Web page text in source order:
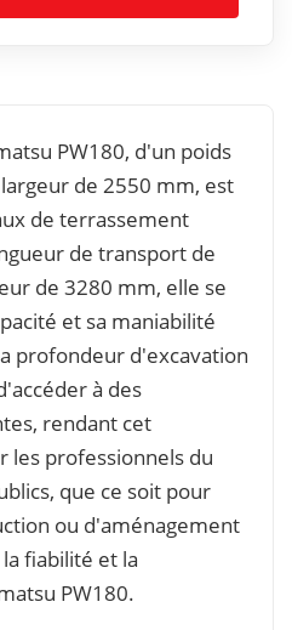
PW180, d'un poids
de 2550 mm, est
de terrassement
de transport de
de 3280 mm, elle se
et sa maniabilité
profondeur d'excavation
à des
rendant cet
les professionnels du
que ce soit pour
ou d'aménagement
fiabilité et la
PW180.